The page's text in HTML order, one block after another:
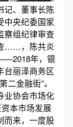
记、董事长陈
中央纪委国家
察组纪律审查
……，陈共炎
年，银
台丽泽商务区
二金融街”。
业协会市场化
本市场发展
而来，一度股